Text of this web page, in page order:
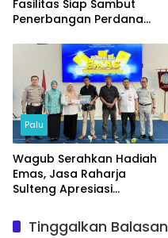
Fasilitas Siap Sambut
Penerbangan Perdana
Palu
Wagub Serahkan Hadiah
Emas, Jasa Raharja
Sulteng Apresiasi
Tinggalkan Balasan